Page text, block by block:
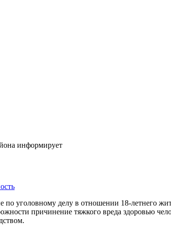
информирует
по уголовному делу в отношении 18-летнего
причинение тяжкого вреда здоровью